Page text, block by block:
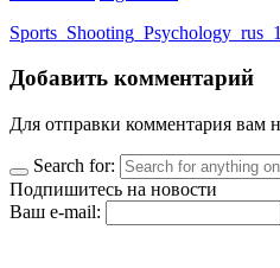
Добавить комментарий
Для отправки комментария вам
Search for:
Подпишитесь на новости
Ваш e-mail: